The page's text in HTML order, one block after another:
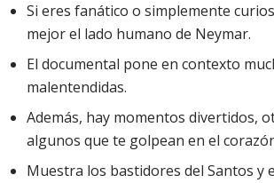
Si eres fanático o simplemente
mejor el lado humano de Neymar.
El documental pone en contexto
malentendidas.
Además, hay momentos divertidos,
algunos que te golpean en el
Muestra los bastidores del Santos y